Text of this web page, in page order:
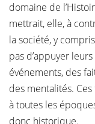
domaine de
mettrait, elle, à
la société, y
pas d’appuyer
événements, des
des mentalités.
à toutes les
donc historique.